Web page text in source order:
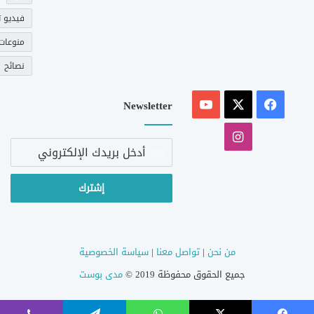
فيديو
نصائح
فيسبوك
‫YouTube
انستقرام
Newsletter
أدخل
الإلكتروني
من نحن |تواصل معنا |سياسة الخصوصية
جميع الحقوق محفوظة 2019 ©
مدى بوست